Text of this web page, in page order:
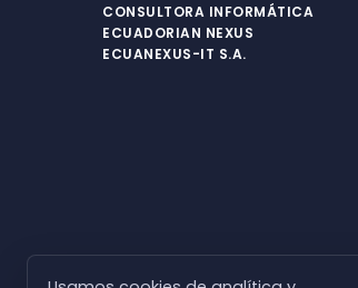
CONSULTORA INFORMÁTICA
ECUADORIAN NEXUS
ECUANEXUS-IT S.A.